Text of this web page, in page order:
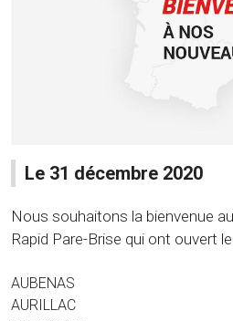
Le 31 décembre 2020
Nous souhaitons la bienvenue
Rapid Pare-Brise qui ont ouvert
AUBENAS
AURILLAC